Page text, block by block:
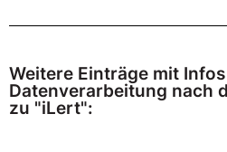
Weitere Einträge mit
Datenverarbeitung nach
zu "iLert":